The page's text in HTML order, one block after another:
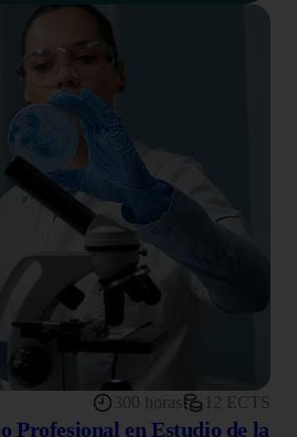
300 horas 12 ECTS
Profesional en Estudio de la